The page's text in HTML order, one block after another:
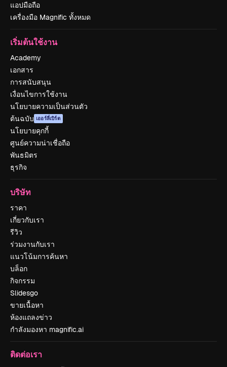
แอปมือถือ
เครื่องมือ Magnific ทั้งหมด
เริ่มต้นใช้งาน
Academy
เอกสาร
การสนับสนุน
เงื่อนไขการใช้งาน
นโยบายความเป็นส่วนตัว
ต้นฉบับ เออร์ลี่เบิร์ด
นโยบายคุกกี้
ศูนย์ความน่าเชื่อถือ
พันธมิตร
ธุรกิจ
บริษัท
ราคา
เกี่ยวกับเรา
รีวิว
ร่วมงานกับเรา
แนวโน้มการค้นหา
บล็อก
กิจกรรม
Slidesgo
ขายเนื้อหา
ห้องแถลงข่าว
กำลังมองหา magnific.ai
ติดต่อเรา